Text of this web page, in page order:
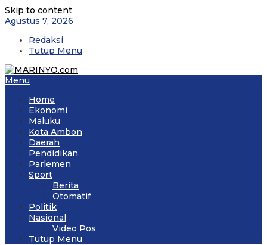
Skip to content
Agustus 7, 2026
Redaksi
Tutup Menu
Menu
Home
Ekonomi
Maluku
Kota Ambon
Daerah
Pendidikan
Parlemen
Sport
Berita
Otomatif
Politik
Nasional
Video Pos
Tutup Menu